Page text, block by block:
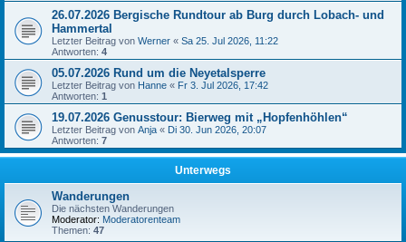
26.07.2026 Bergische Rundtour ab Burg durch Lobach- und
Hammertal
Letzter Beitrag von Werner « Sa 25. Jul 2026, 11:22
Antworten: 4
05.07.2026 Rund um die Neyetalsperre
Letzter Beitrag von Hanne « Fr 3. Jul 2026, 17:42
Antworten: 1
19.07.2026 Genusstour: Bierweg mit „Hopfenhöhlen“
Letzter Beitrag von Anja « Di 30. Jun 2026, 20:07
Antworten: 7
Unterwegs
Wanderungen
Die nächsten Wanderungen
Moderator: Moderatorenteam
Themen: 47